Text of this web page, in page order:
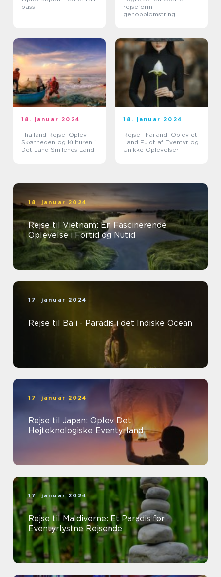
pass
rejseform i
genopblomstring
18. januar 2024
Thailand Rejse: Oplev
Skønheden og Kulturen i
Det Land Smilenes Land
18. januar 2024
Rejse Thailand: Oplev et
Land Fuldt af Eventyr og
Unikke Oplevelser
18. januar 2024
Rejse til Vietnam: En Fascinerende
Oplevelse i Fortid og Nutid
17. januar 2024
Rejse til Bali - Paradis i det Indiske Ocean
17. januar 2024
Rejse til Japan: Oplev Det
Højteknologiske Eventyrland
17. januar 2024
Rejse til Maldiverne: Et Paradis for
Eventyrlystne Rejsende